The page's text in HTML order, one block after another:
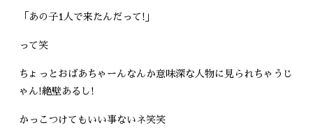
「あの子1人で来たんだって!」
って笑
ちょっとおばあちゃーんなんか意味深な人物に見られちゃうじ
ゃん!絶壁あるし!
かっこつけてもいい事ないネ笑笑